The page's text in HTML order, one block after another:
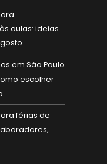
aulas: ideias
em São Paulo
escolher
férias de